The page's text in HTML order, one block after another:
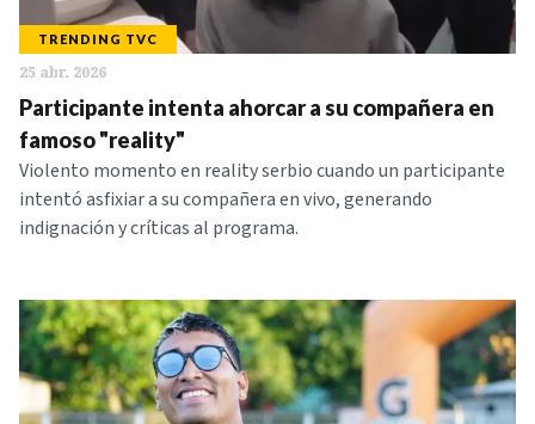
TRENDING TVC
25 abr. 2026
Participante intenta ahorcar a su compañera en
famoso "reality"
Violento momento en reality serbio cuando un participante
intentó asfixiar a su compañera en vivo, generando
indignación y críticas al programa.